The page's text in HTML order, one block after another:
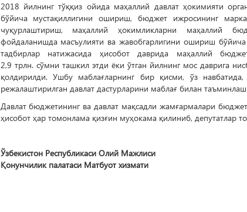
2018 йилнинг тўққиз ойида маҳаллий давлат ҳокимияти
бўйича мустақиллигини ошириш, бюджет ижросининг
чуқурлаштириш, маҳаллий ҳокимликларни маҳаллий
фойдаланишда масъулияти ва жавобгарлигини ошириш
тадбирлар натижасида ҳисобот даврида маҳаллий
2,9 трлн. сўмни ташкил этди ёки ўтган йилнинг мос даврига
қолдирилди. Ушбу маблағларнинг бир қисми, ўз
режалаштирилган давлат дастурларини маблағ билан
Давлат бюджетининг ва давлат мақсадли жамғармалари
ҳисобот ҳар томонлама қизғин муҳокама қилиниб, депутатлар
Ўзбекистон Республикаси Олий Мажлиси
Қонунчилик палатаси Матбуот хизмати